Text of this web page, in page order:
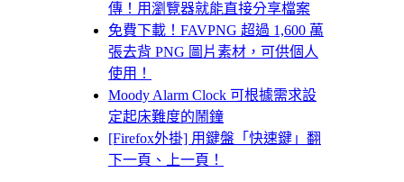
傳！用瀏覽器就能直接分享檔案
免費下載！FAVPNG 超過 1,600 萬
張去背 PNG 圖片素材，可供個人
使用！
Moody Alarm Clock 可根據需求設
定起床難度的鬧鐘
[Firefox外掛] 用鍵盤「快速鍵」翻
下一頁、上一頁！